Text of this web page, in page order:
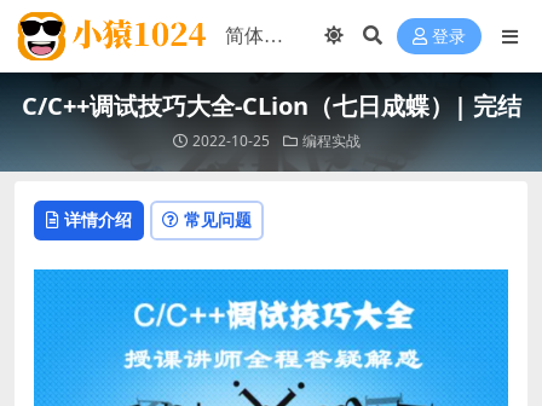
登录
C/C++调试技巧大全-CLion（七日成蝶）| 完结
2022-10-25 编程实战
详情介绍 常见问题